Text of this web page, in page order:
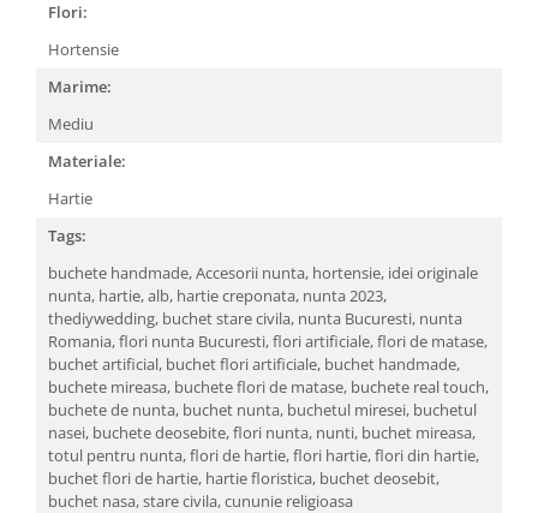
Flori:
Hortensie
Marime:
Mediu
Materiale:
Hartie
Tags:
buchete handmade,Accesorii nunta, hortensie, idei originale
nunta, hartie,alb, hartie creponata, nunta 2023,
thediywedding, buchet stare civila, nunta Bucuresti, nunta
Romania,flori nunta Bucuresti,flori artificiale,flori de matase,
buchet artificial, buchet flori artificiale, buchet handmade,
buchete mireasa, buchete flori de matase, buchete real touch,
buchete de nunta, buchet nunta, buchetul miresei, buchetul
nasei, buchete deosebite,flori nunta, nunti, buchet mireasa,
totul pentru nunta,flori de hartie,flori hartie,flori din hartie,
buchet flori de hartie, hartie floristica, buchet deosebit,
buchet nasa,stare civila,cununie religioasa